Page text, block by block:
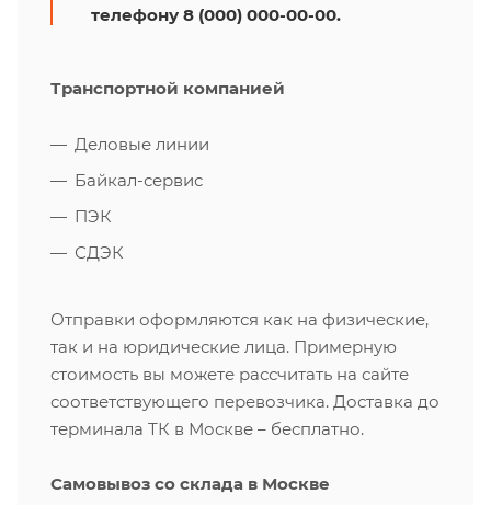
телефону 8 (000) 000-00-00.
Транспортной компанией
Деловые линии
Байкал-сервис
ПЭК
СДЭК
Отправки оформляются как на физические,
так и на юридические лица. Примерную
стоимость вы можете рассчитать на сайте
соответствующего перевозчика. Доставка до
терминала ТК в Москве – бесплатно.
Самовывоз со склада в Москве